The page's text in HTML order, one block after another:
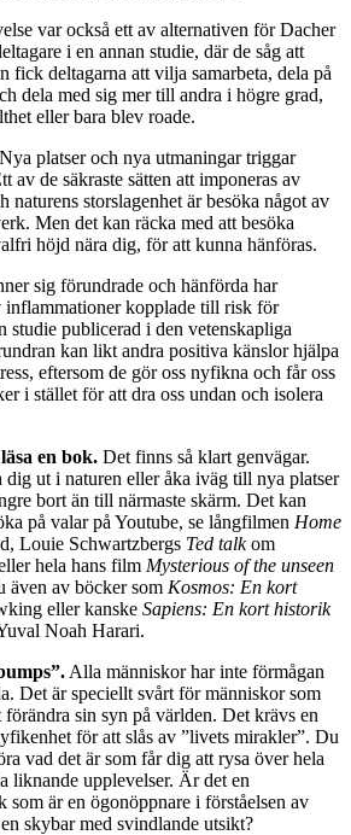
var också ett av alternativen för Dacher
i en annan studie, där de såg att
fick deltagarna att vilja samarbeta, dela på
dela med sig mer till andra i högre grad,
eller bara blev roade.
Nya platser och nya utmaningar triggar
av de säkraste sätten att imponeras av
naturens storslagenhet är besöka något av
Men det kan räcka med att besöka
höjd nära dig, för att kunna hänföras.
sig förundrade och hänförda har
inflammationer kopplade till risk för
studie publicerad i den vetenskapliga
kan likt andra positiva känslor hjälpa
eftersom de gör oss nyfikna och får oss
i stället för att dra oss undan och isolera
en bok. Det finns så klart genvägar.
dig ut i naturen eller åka iväg till nya platser
bort än till närmaste skärm. Det kan
på valar på Youtube, se långfilmen Home
Louie Schwartzbergs Ted talkom
hela hans film Mysterious of the unseen
även av böcker som Kosmos: En kort
eller kanske Sapiens: En kort historik
Noah Harari.
Alla människor har inte förmågan
Det är speciellt svårt för människor som
sin syn på världen. Det krävs en
för att slås av ”livets mirakler”. Du
vad det är som får dig att rysa över hela
liknande upplevelser. Är det en
som är en ögonöppnare i förståelsen av
skybar med svindlande utsikt?